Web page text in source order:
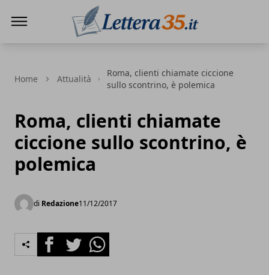
Home Attualità
Roma, clienti chiamate ciccione
sullo scontrino, è polemica
Roma, clienti chiamate
ciccione sullo scontrino, è
polemica
di Redazione11/12/2017
FacebookTwitterWhatsapp